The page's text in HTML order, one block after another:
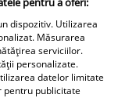
în cazul în
se îneacă
dispozitiv. Utilizarea
Măsurarea
serviciilor.
personalizate.
datelor limitate
pentru publicitate